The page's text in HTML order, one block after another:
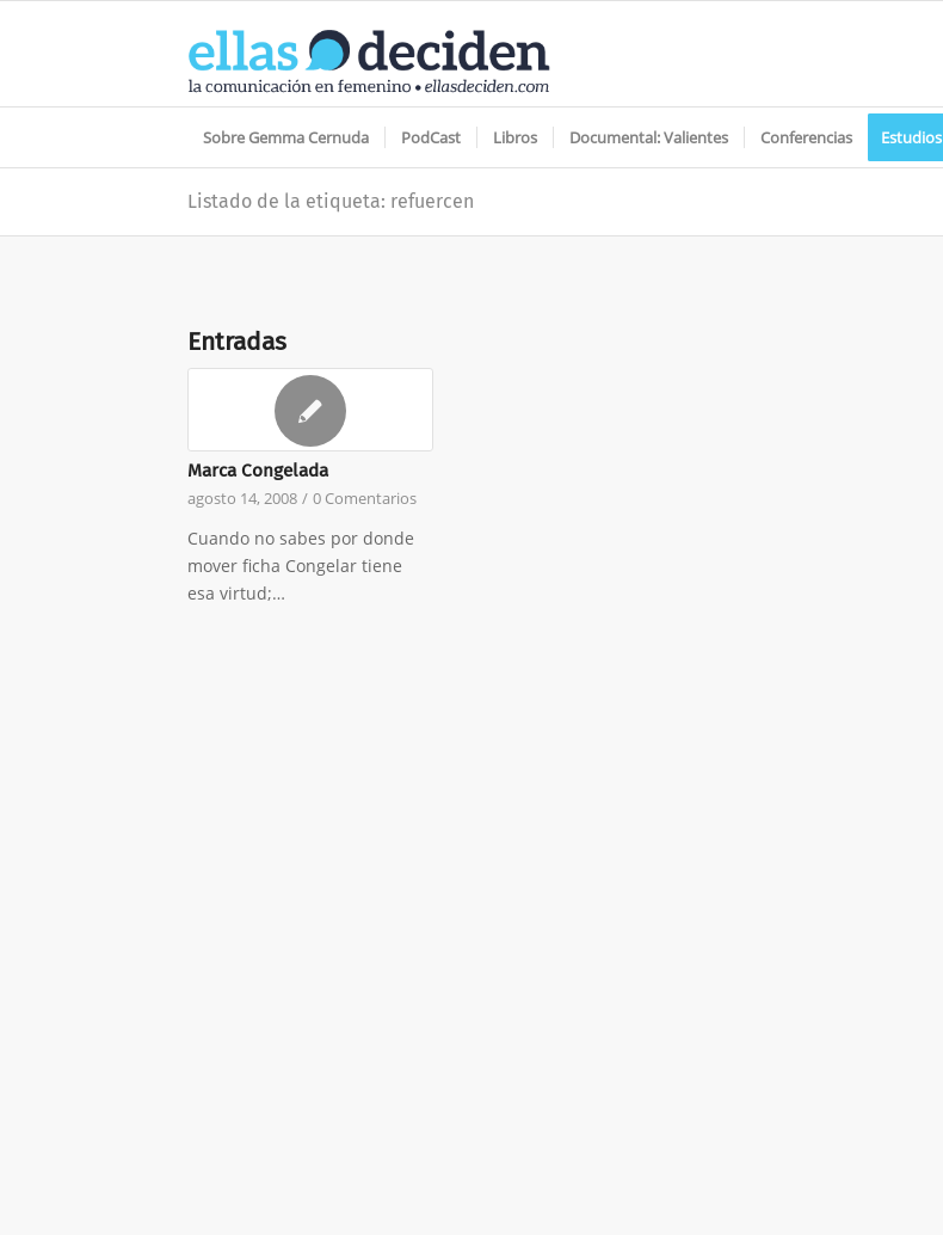
Sobre Gemma Cernuda PodCast Libros Documental: Valientes Conferencias Estudios
Listado de la etiqueta: refuercen
Entradas
Marca Congelada
agosto 14, 2008 / 0 Comentarios
Cuando no sabes por donde
mover ficha Congelar tiene
esa virtud;…